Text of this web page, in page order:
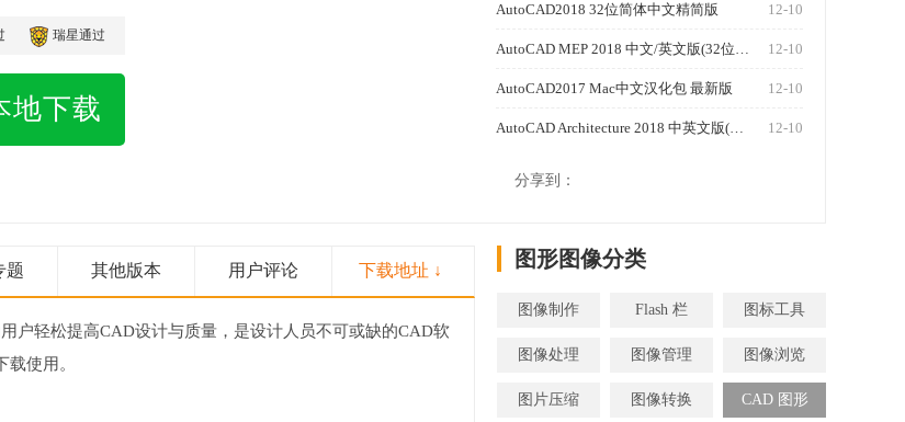
瑞星通过
地下载
12-10
AutoCAD2018 32位简体中文精简版
12-10
AutoCAD MEP 2018 中文/英文版(32位/64位)
12-10
AutoCAD2017 Mac中文汉化包 最新版
12-10
AutoCAD Architecture 2018 中英文版(32位/64位)
分享到：
题 其他版本 用户评论 下载地址 ↓
户轻松提高CAD设计与质量，是设计人员不可或缺的CAD软
使用。
图形图像分类
图像制作 Flash 栏 图标工具
图像处理 图像管理 图像浏览
图片压缩 图像转换 CAD 图形